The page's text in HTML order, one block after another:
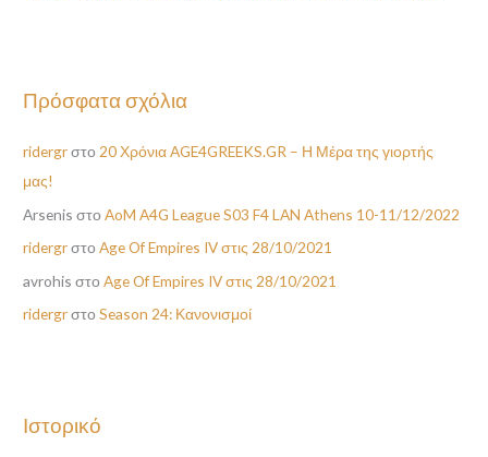
Πρόσφατα σχόλια
ridergrστο20 Χρόνια AGE4GREEKS.GR – Η Μέρα της γιορτής
μας!
Arsenis στοAoM A4G League S03 F4 LAN Athens 10-11/12/2022
ridergrστοAge Of Empires IV στις 28/10/2021
avrohis στοAge Of Empires IV στις 28/10/2021
ridergrστοSeason 24: Κανονισμοί
Ιστορικό